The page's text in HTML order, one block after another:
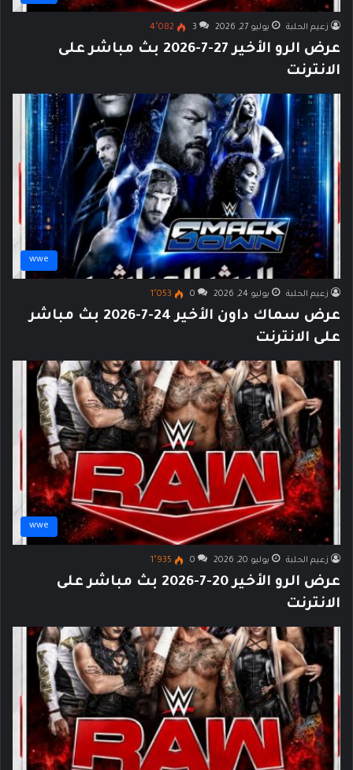
زعيم الحلبة يوليو 27, 2026 3 4٬082
عرض الرو الأخير 27-7-2026 بث مباشر على
الانترنت
wwe
زعيم الحلبة يوليو 24, 2026 0 1٬053
عرض سماك داون الأخير 24-7-2026 بث مباشر
على الانترنت
wwe
زعيم الحلبة يوليو 20, 2026 0 1٬935
عرض الرو الأخير 20-7-2026 بث مباشر على
الانترنت